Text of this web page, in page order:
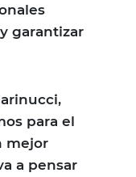
garantizar
para el
mejor
a pensar